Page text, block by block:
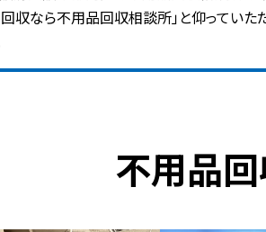
収なら不用品回収相談所」と仰ってい
不用品